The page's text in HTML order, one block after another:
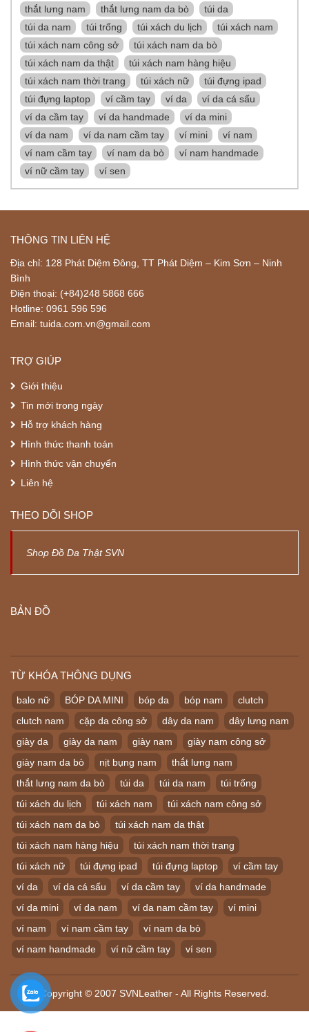
thắt lưng nam
thắt lưng nam da bò
túi da
túi da nam
túi trống túi xách du lịch
túi xách nam
túi xách nam công sở
túi xách nam da bò
túi xách nam da thật
túi xách nam hàng hiệu
túi xách nam thời trang
túi xách nữ
túi đựng ipad
túi đựng laptop
ví cầm tay ví da
ví da cá sấu
ví da cầm tay
ví da handmade
ví da mini
ví da nam
ví da nam cầm tay ví mini
ví nam
ví nam cầm tay
ví nam da bò
ví nam handmade
ví nữ cầm tay
ví sen
THÔNG TIN LIÊN HỆ
Địa chỉ: 128 Phát Diệm Đông, TT Phát Diệm – Kim Sơn – Ninh
Bình
Điện thoại: (+84)248 5868 666
Hotline: 0961 596 596
Email: tuida.com.vn@gmail.com
TRỢ GIÚP
Giới thiệu
Tin mới trong ngày
Hỗ trợ khách hàng
Hình thức thanh toán
Hình thức vận chuyển
Liên hệ
THEO DÕI SHOP
Shop Đồ Da Thật SVN
BẢN ĐỒ
TỪ KHÓA THÔNG DỤNG
balo nữ BÓP DA MINI bóp da bóp nam
clutch
clutch nam
cặp da công sở dây da nam
dây lưng nam
giày da
giày da nam giày nam
giày nam công sở
giày nam da bò
nịt bụng nam
thắt lưng nam
thắt lưng nam da bò
túi da túi da nam
túi trống
túi xách du lịch
túi xách nam
túi xách nam công sở
túi xách nam da bò
túi xách nam da thật
túi xách nam hàng hiệu
túi xách nam thời trang
túi xách nữ
túi đựng ipad túi đựng laptop
ví cầm tay
ví da
ví da cá sấu ví da cầm tay
ví da handmade
ví da mini
ví da nam ví da nam cầm tay
ví mini
ví nam
ví nam cầm tay
ví nam da bò
ví nam handmade
ví nữ cầm tay ví sen
Copyright © 2007 SVNLeather - All Rights Reserved.